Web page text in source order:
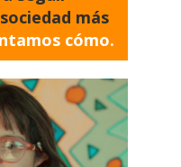
más
cómo.